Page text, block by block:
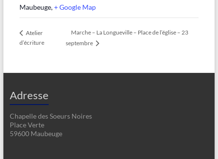
Maubeuge,+ Google Map
Atelier
d’écriture
Marche – La Longueville – Place de l’église – 23
septembre
Adresse
Chapelle des Soeurs Noires
Place Verte
59600 Maubeuge